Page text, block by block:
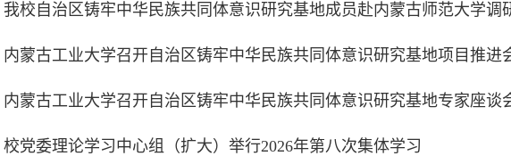
我校自治区铸牢中华民族共同体意识研究基地成员赴内蒙古师范大学调
内蒙古工业大学召开自治区铸牢中华民族共同体意识研究基地项目推进
内蒙古工业大学召开自治区铸牢中华民族共同体意识研究基地专家座谈
校党委理论学习中心组（扩大）举行2026年第八次集体学习